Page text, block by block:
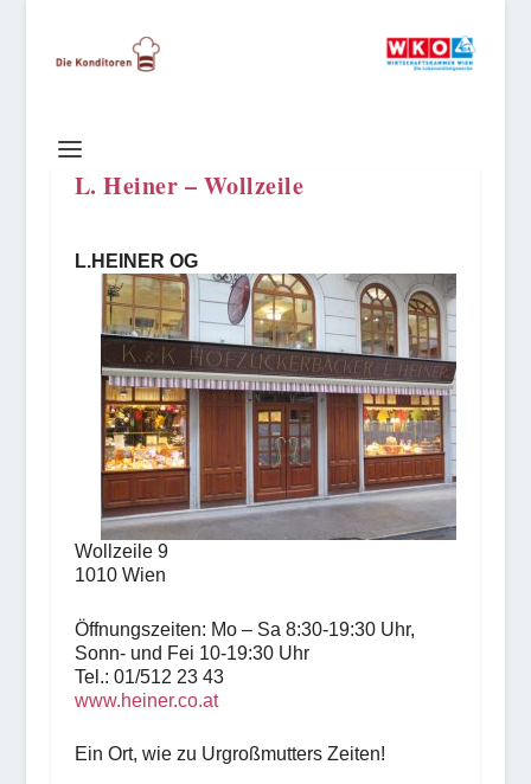
L. Heiner – Wollzeile
L.HEINER OG
Wollzeile 9
1010 Wien
Öffnungszeiten: Mo – Sa 8:30-19:30 Uhr,
Sonn- und Fei 10-19:30 Uhr
Tel.: 01/512 23 43
www.heiner.co.at
Ein Ort, wie zu Urgroßmutters Zeiten!